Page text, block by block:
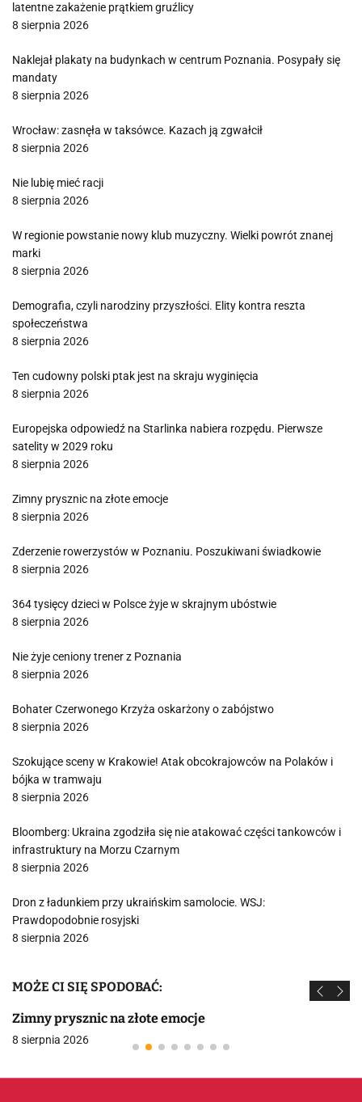
latentne zakażenie prątkiem gruźlicy
8 sierpnia 2026
Naklejał plakaty na budynkach w centrum Poznania. Posypały się
mandaty
8 sierpnia 2026
Wrocław: zasnęła w taksówce. Kazach ją zgwałcił
8 sierpnia 2026
Nie lubię mieć racji
8 sierpnia 2026
W regionie powstanie nowy klub muzyczny. Wielki powrót znanej
marki
8 sierpnia 2026
Demografia, czyli narodziny przyszłości. Elity kontra reszta
społeczeństwa
8 sierpnia 2026
Ten cudowny polski ptak jest na skraju wyginięcia
8 sierpnia 2026
Europejska odpowiedź na Starlinka nabiera rozpędu. Pierwsze
satelity w 2029 roku
8 sierpnia 2026
Zimny prysznic na złote emocje
8 sierpnia 2026
Zderzenie rowerzystów w Poznaniu. Poszukiwani świadkowie
8 sierpnia 2026
364 tysięcy dzieci w Polsce żyje w skrajnym ubóstwie
8 sierpnia 2026
Nie żyje ceniony trener z Poznania
8 sierpnia 2026
Bohater Czerwonego Krzyża oskarżony o zabójstwo
8 sierpnia 2026
Szokujące sceny w Krakowie! Atak obcokrajowców na Polaków i
bójka w tramwaju
8 sierpnia 2026
Bloomberg: Ukraina zgodziła się nie atakować części tankowców i
infrastruktury na Morzu Czarnym
8 sierpnia 2026
Dron z ładunkiem przy ukraińskim samolocie. WSJ:
Prawdopodobnie rosyjski
8 sierpnia 2026
MOŻE CI SIĘ SPODOBAĆ:
Zimny prysznic na złote emocje
8 sierpnia 2026